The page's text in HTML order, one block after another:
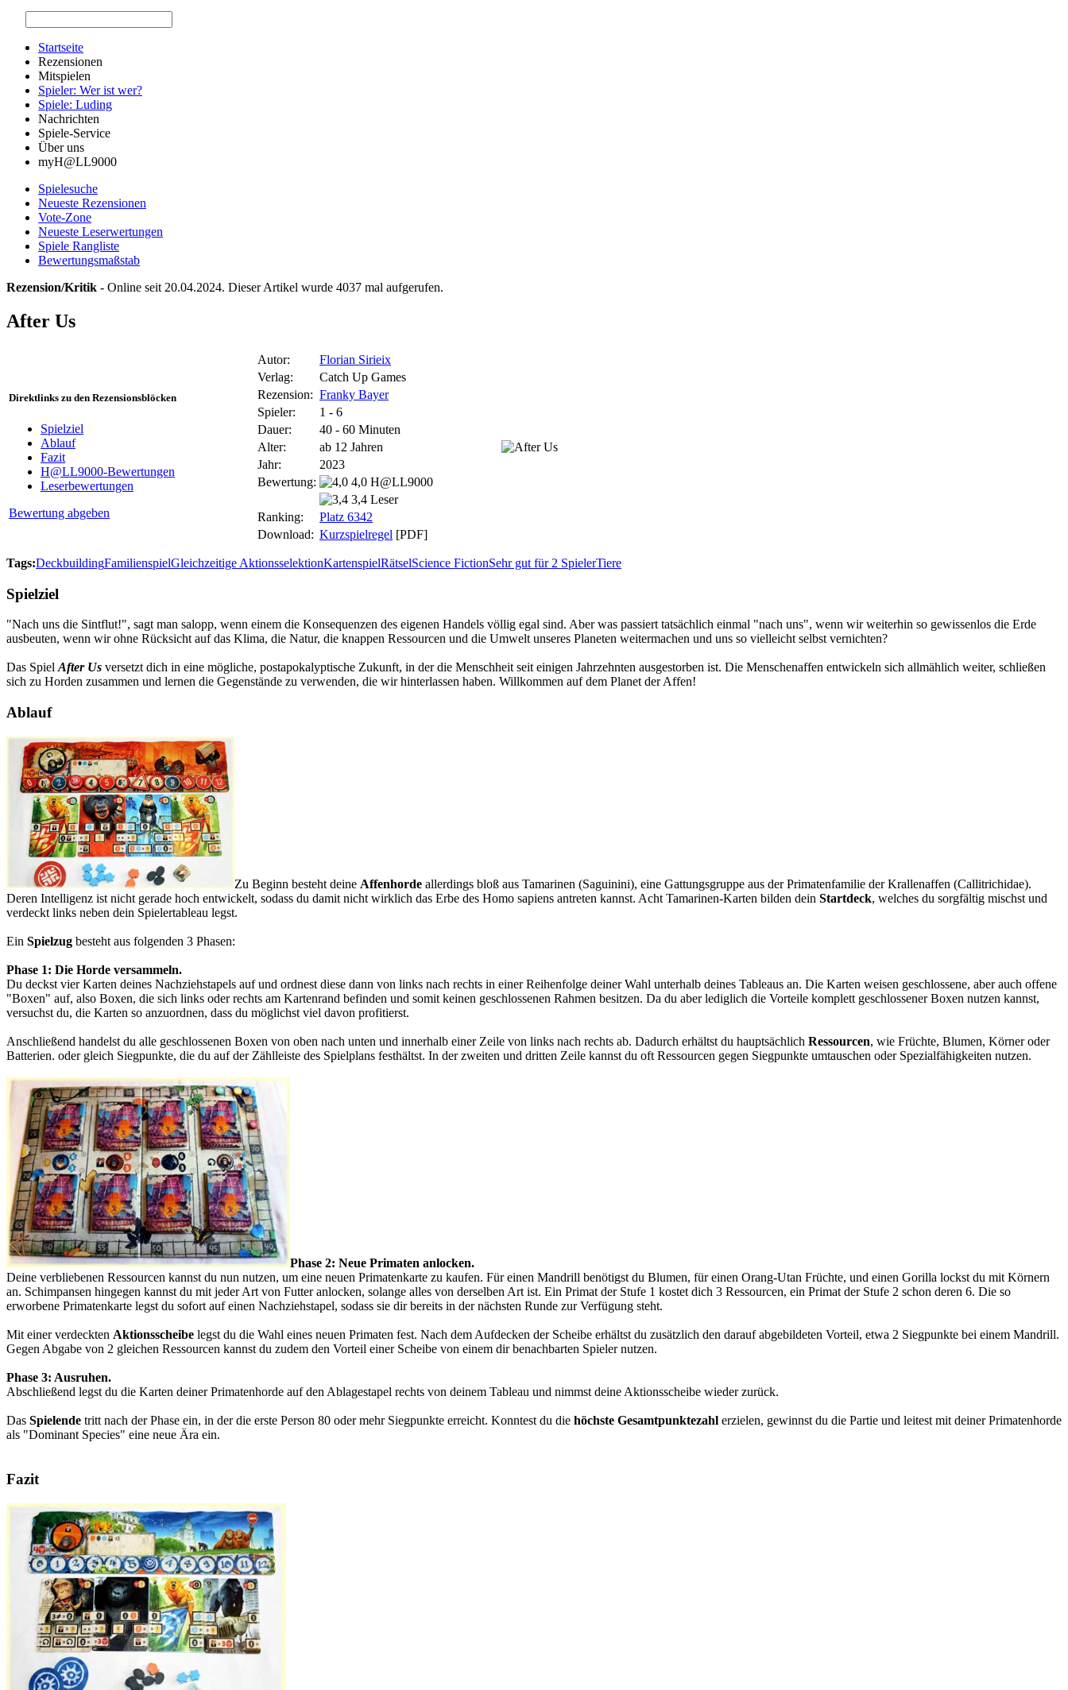
Startseite
Rezensionen
Mitspielen
Spieler: Wer ist wer?
Spiele: Luding
Nachrichten
Spiele-Service
Über uns
myH@LL9000
Spielesuche
Neueste Rezensionen
Vote-Zone
Neueste Leserwertungen
Spiele Rangliste
Bewertungsmaßstab
Rezension/Kritik - Online seit 20.04.2024. Dieser Artikel wurde 4037 mal aufgerufen.
After Us
Direktlinks zu den Rezensionsblöcken
Spielziel
Ablauf
Fazit
H@LL9000-Bewertungen
Leserbewertungen
Bewertung abgeben
Autor:
Florian Sirieix
Verlag:
Catch Up Games
Rezension: Franky Bayer
Spieler:
1 - 6
Dauer:
40 - 60 Minuten
Alter:
ab 12 Jahren
Jahr:
2023
Bewertung:
4,0 H@LL9000
3,4 Leser
Ranking:
Platz 6342
Download: Kurzspielregel [PDF]
Tags:DeckbuildingFamilienspielGleichzeitige AktionsselektionKartenspielRätselScience FictionSehr gut für 2 SpielerTiere
Spielziel
"Nach uns die Sintflut!", sagt man salopp, wenn einem die Konsequenzen des eigenen Handels völlig egal sind. Aber was passiert tatsächlich einmal "nach uns", wenn wir weiterhin so gewissenlos die Erde
ausbeuten, wenn wir ohne Rücksicht auf das Klima, die Natur, die knappen Ressourcen und die Umwelt unseres Planeten weitermachen und uns so vielleicht selbst vernichten?
Das Spiel After Us versetzt dich in eine mögliche, postapokalyptische Zukunft, in der die Menschheit seit einigen Jahrzehnten ausgestorben ist. Die Menschenaffen entwickeln sich allmählich weiter, schließen
sich zu Horden zusammen und lernen die Gegenstände zu verwenden, die wir hinterlassen haben. Willkommen auf dem Planet der Affen!
Ablauf
Zu Beginn besteht deine Affenhorde allerdings bloß aus Tamarinen (Saguinini), eine Gattungsgruppe aus der Primatenfamilie der Krallenaffen (Callitrichidae).
Deren Intelligenz ist nicht gerade hoch entwickelt, sodass du damit nicht wirklich das Erbe des Homo sapiens antreten kannst. Acht Tamarinen-Karten bilden dein Startdeck, welches du sorgfältig mischst und
verdeckt links neben dein Spielertableau legst.
Ein Spielzug besteht aus folgenden 3 Phasen:
Phase 1: Die Horde versammeln.
Du deckst vier Karten deines Nachziehstapels auf und ordnest diese dann von links nach rechts in einer Reihenfolge deiner Wahl unterhalb deines Tableaus an. Die Karten weisen geschlossene, aber auch offene
"Boxen" auf, also Boxen, die sich links oder rechts am Kartenrand befinden und somit keinen geschlossenen Rahmen besitzen. Da du aber lediglich die Vorteile komplett geschlossener Boxen nutzen kannst,
versuchst du, die Karten so anzuordnen, dass du möglichst viel davon profitierst.
Anschließend handelst du alle geschlossenen Boxen von oben nach unten und innerhalb einer Zeile von links nach rechts ab. Dadurch erhältst du hauptsächlich Ressourcen, wie Früchte, Blumen, Körner oder
Batterien. oder gleich Siegpunkte, die du auf der Zählleiste des Spielplans festhältst. In der zweiten und dritten Zeile kannst du oft Ressourcen gegen Siegpunkte umtauschen oder Spezialfähigkeiten nutzen.
Phase 2: Neue Primaten anlocken.
Deine verbliebenen Ressourcen kannst du nun nutzen, um eine neuen Primatenkarte zu kaufen. Für einen Mandrill benötigst du Blumen, für einen Orang-Utan Früchte, und einen Gorilla lockst du mit Körnern
an. Schimpansen hingegen kannst du mit jeder Art von Futter anlocken, solange alles von derselben Art ist. Ein Primat der Stufe 1 kostet dich 3 Ressourcen, ein Primat der Stufe 2 schon deren 6. Die so
erworbene Primatenkarte legst du sofort auf einen Nachziehstapel, sodass sie dir bereits in der nächsten Runde zur Verfügung steht.
Mit einer verdeckten Aktionsscheibe legst du die Wahl eines neuen Primaten fest. Nach dem Aufdecken der Scheibe erhältst du zusätzlich den darauf abgebildeten Vorteil, etwa 2 Siegpunkte bei einem Mandrill.
Gegen Abgabe von 2 gleichen Ressourcen kannst du zudem den Vorteil einer Scheibe von einem dir benachbarten Spieler nutzen.
Phase 3: Ausruhen.
Abschließend legst du die Karten deiner Primatenhorde auf den Ablagestapel rechts von deinem Tableau und nimmst deine Aktionsscheibe wieder zurück.
Das Spielende tritt nach der Phase ein, in der die erste Person 80 oder mehr Siegpunkte erreicht. Konntest du die höchste Gesamtpunktezahl erzielen, gewinnst du die Partie und leitest mit deiner Primatenhorde
als "Dominant Species" eine neue Ära ein.
Fazit